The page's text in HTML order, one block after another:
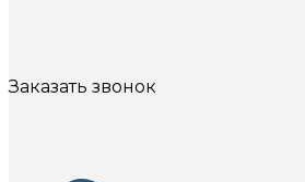
Заказать звонок